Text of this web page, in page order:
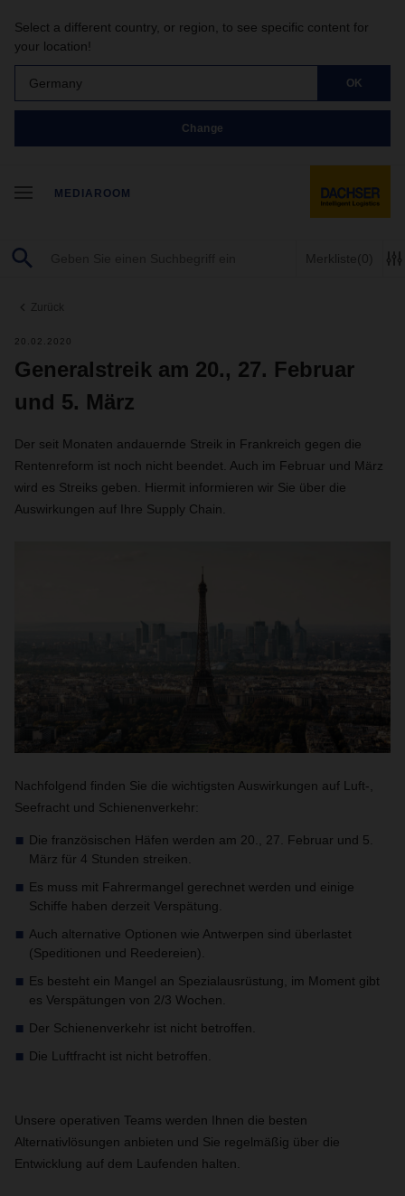
Select a different country, or region, to see specific content for
your location!
Germany OK
Change
MEDIAROOM
Merkliste(0)
Zurück
20.02.2020
Generalstreik am 20., 27. Februar
und 5. März
Der seit Monaten andauernde Streik in Frankreich gegen die
Rentenreform ist noch nicht beendet. Auch im Februar und März
wird es Streiks geben. Hiermit informieren wir Sie über die
Auswirkungen auf Ihre Supply Chain
Nachfolgend finden Sie die wichtigsten Auswirkungen auf Luft-,
Seefracht und Schienenverkehr:
Die französischen Häfen werden am 20., 27. Februar und 5.
März für 4 Stunden streiken.
Es muss mit Fahrermangel gerechnet werden und einige
Schiffe haben derzeit Verspätung.
Auch alternative Optionen wie Antwerpen sind überlastet
(Speditionen und Reedereien).
Es besteht ein Mangel an Spezialausrüstung, im Moment gibt
es Verspätungen von 2/3 Wochen.
Der Schienenverkehr ist nicht betroffen.
Die Luftfracht ist nicht betroffen.
Unsere operativen Teams werden Ihnen die besten
Alternativlösungen anbieten und Sie regelmäßig über die
Entwicklung auf dem Laufenden halten.